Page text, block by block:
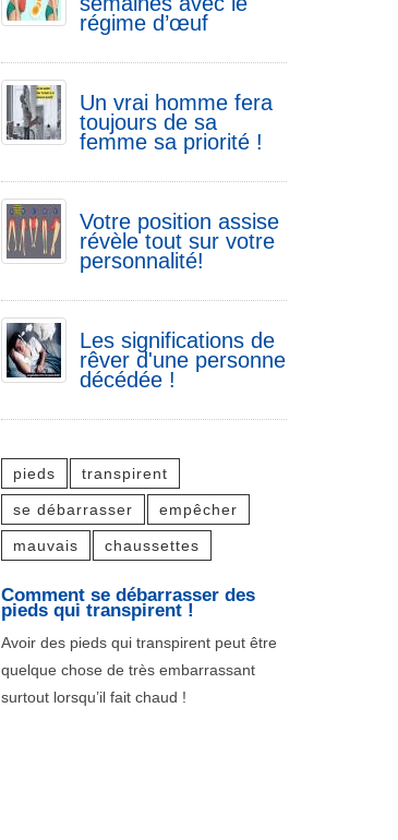
régime d’œuf
Un vrai homme fera
toujours de sa
femme sa priorité !
Votre position assise
révèle tout sur votre
personnalité!
Les significations de
rêver d'une personne
décédée !
pieds transpirent
se débarrasser empêcher
mauvais chaussettes
Comment se débarrasser des
pieds qui transpirent !
Avoir des pieds qui transpirent peut être
quelque chose de très embarrassant
surtout lorsqu’il fait chaud !